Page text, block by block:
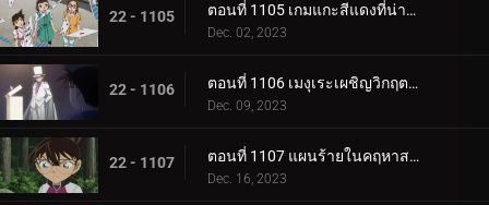
22 - 1105 ตอนที่ 1105 เกมแกะสีแดงที่น่าสะพรึงกลัว (ภาคจบ)
Dec. 02, 2023
22 - 1106 ตอนที่ 1106 เมงุเระเผชิญวิกฤตชีวิตตำรวจ
Dec. 09, 2023
22 - 1107 ตอนที่ 1107 แผนร้ายในคฤหาสน์โมริคาวะ (ภาคแรก)
Dec. 16, 2023